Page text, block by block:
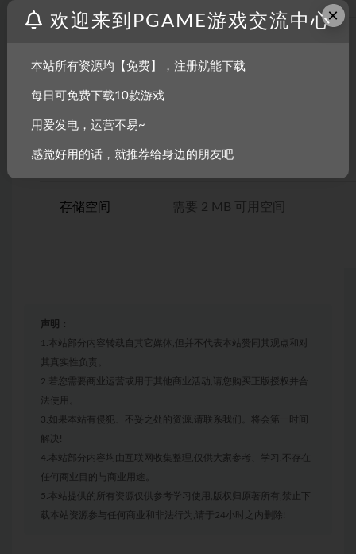
内存
显卡
存储空间
TBD
需要 2 MB 可用空间
声明：
1.本站部分内容转载自其它媒体,但并不代表本站赞同其观点和对
其真实性负责。
2.若您需要商业运营或用于其他商业活动,请您购买正版授权并合
法使用。
3.如果本站有侵犯、不妥之处的资源,请联系我们。将会第一时间
解决!
4.本站部分内容均由互联网收集整理,仅供大家参考、学习,不存在
任何商业目的与商业用途。
5.本站提供的所有资源仅供参考学习使用,版权归原著所有,禁止下
载本站资源参与任何商业和非法行为,请于24小时之内删除!
×
欢迎来到PGAME游戏交流中心
本站所有资源均【免费】，注册就能下载
每日可免费下载10款游戏
用爱发电，运营不易~
感觉好用的话，就推荐给身边的朋友吧